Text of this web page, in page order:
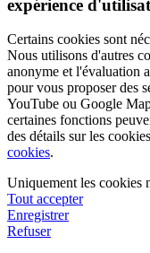
expérience
Certains cookies sont
Nous utilisons d'autres
anonyme et l'évaluation
pour vous proposer des
YouTube ou Google
certaines fonctions
des détails sur les
cookies.
Uniquement les cookies
Tout accepter
Enregistrer
Refuser